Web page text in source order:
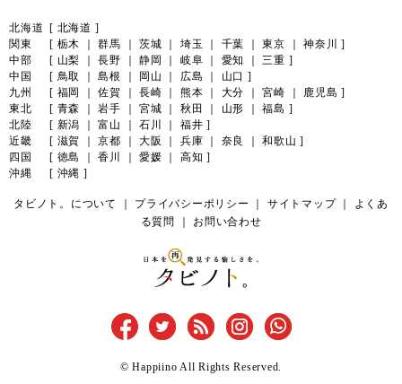
北海道 [ 北海道 ]
関東
[ 栃木 ｜群馬 茨城 埼玉 千葉 ｜東京 神奈川
]
中部
[ 山梨 ｜長野 静岡 岐阜 愛知 ｜三重 ]
中国
[ 鳥取 ｜島根 岡山 広島 山口 ]
九州
[ 福岡 ｜佐賀 長崎 熊本 大分 ｜宮崎 鹿児島 ]
東北
[ 青森 ｜岩手 宮城 秋田 山形 ｜福島 ]
北陸
[ 新潟 ｜富山 石川 福井 ]
近畿
[ 滋賀 ｜京都 大阪 兵庫 奈良 ｜和歌山 ]
四国
[ 徳島 ｜香川 愛媛 高知 ]
沖縄
[ 沖縄 ]
タビノト。について プライバシーポリシー サイトマップ｜ よくあ
る質問
お問い合わせ
©Happiino All Rights Reserved.